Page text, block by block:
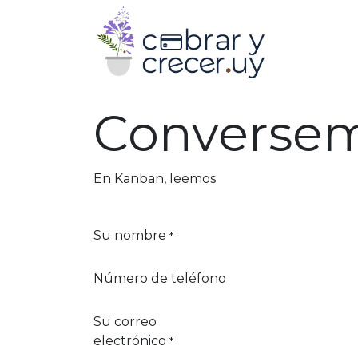
En Kanban, leemos
Su nombre *
Número de teléfono
Su correo
electrónico *